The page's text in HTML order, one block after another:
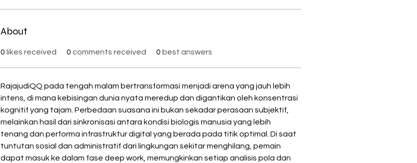
About
0 likes received 0 comments received 0 best answers
RajajudiQQ pada tengah malam bertransformasi menjadi arena yang jauh lebih
intens, di mana kebisingan dunia nyata meredup dan digantikan oleh konsentrasi
kognitif yang tajam. Perbedaan suasana ini bukan sekadar perasaan subjektif,
melainkan hasil dari sinkronisasi antara kondisi biologis manusia yang lebih
tenang dan performa infrastruktur digital yang berada pada titik optimal. Di saat
tuntutan sosial dan administratif dari lingkungan sekitar menghilang, pemain
dapat masuk ke dalam fase deep work, memungkinkan setiap analisis pola dan